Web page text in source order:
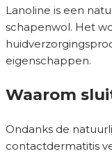
Lanoline is een
schapenwol. Het
eigenschappen.
Waarom
Ondanks de
contactdermatitis